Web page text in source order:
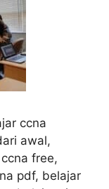
ccna
awal,
free,
pdf, belajar